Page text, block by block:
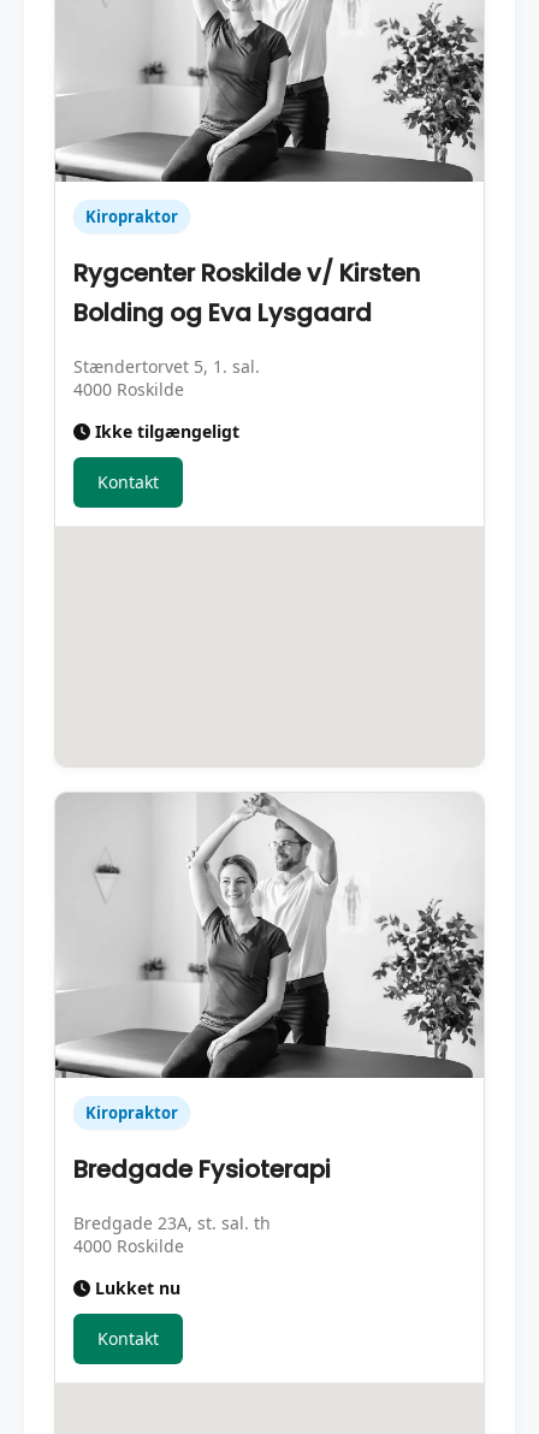
Kiropraktor
Rygcenter Roskilde v/ Kirsten
Bolding og Eva Lysgaard
Stændertorvet 5, 1. sal.
4000 Roskilde
Ikke tilgængeligt
Kontakt
Kiropraktor
Bredgade Fysioterapi
Bredgade 23A, st. sal. th
4000 Roskilde
Lukket nu
Kontakt